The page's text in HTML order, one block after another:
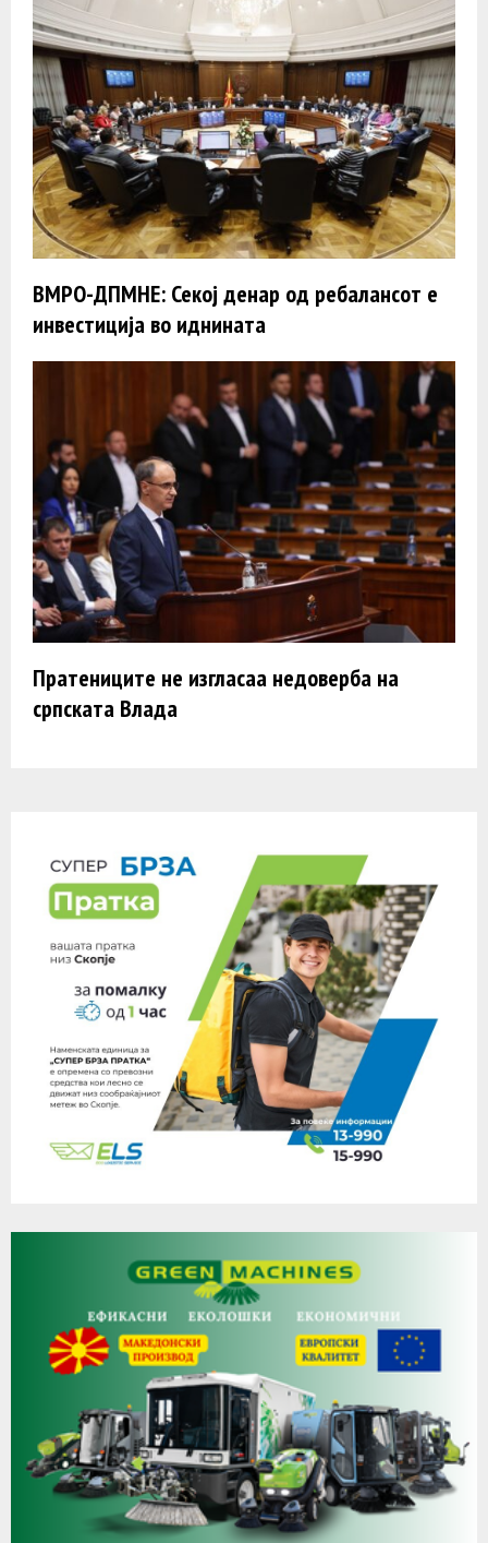
ВМРО-ДПМНЕ: Секој денар од ребалансот е
инвестиција во иднината
Пратениците не изгласаа недоверба на
српската Влада